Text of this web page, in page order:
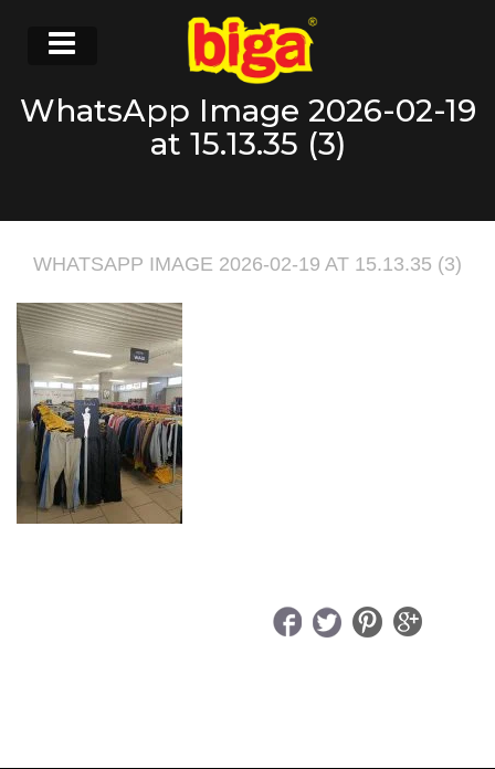
WhatsApp Image 2026-02-19
at 15.13.35 (3)
WHATSAPP IMAGE 2026-02-19 AT 15.13.35 (3)